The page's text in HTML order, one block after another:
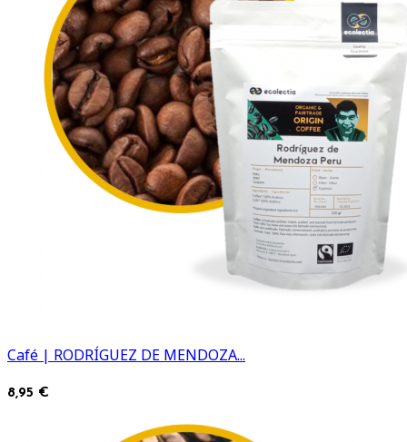
Café | RODRÍGUEZ DE MENDOZA...
8,95 €